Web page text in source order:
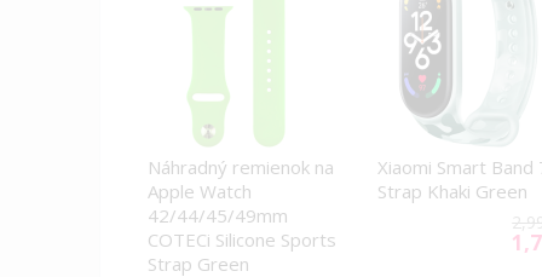
Náhradný remienok na
Apple Watch
42/44/45/49mm
COTECi Silicone Sports
Strap Green
Xiaomi Smart Band
Strap Khaki Green